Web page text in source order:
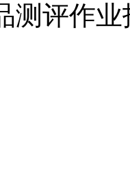
测评作